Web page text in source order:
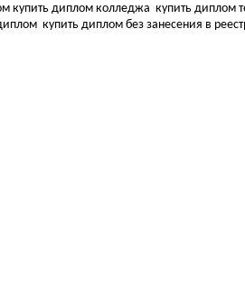
купить диплом колледжа купить диплом
купить диплом без занесения в